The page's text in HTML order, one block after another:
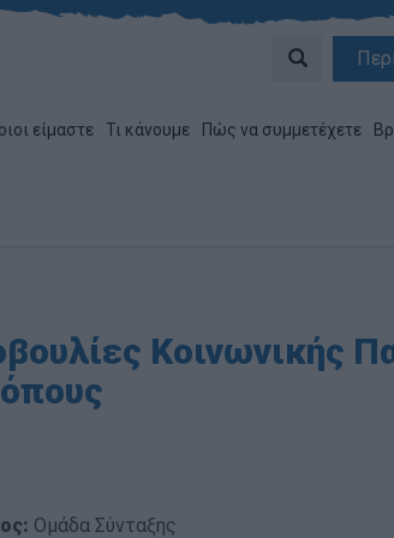
είμαστε Τι κάνουμε Πώς να συμμετέχετε
Κοινωνικής
Ομάδα Σύνταξης